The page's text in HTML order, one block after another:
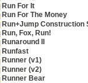
Run For It
Run For The Money
Run+Jump Construction
Run, Fox, Run!
Runaround II
Runfast
Runner (v1)
Runner (v2)
Runner Bear